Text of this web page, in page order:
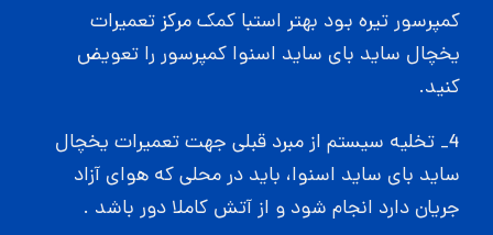
کمپرسور تیره بود بهتر استبا کمک مرکز تعمیرات
یخچال ساید بای ساید اسنوا کمپرسور را تعویض
کنید.
4_ تخلیه سیستم از مبرد قبلی جهت تعمیرات یخچال
ساید بای ساید اسنوا، باید در محلی که هوای آزاد
جریان دارد انجام شود و از آتش کاملا دور باشد .